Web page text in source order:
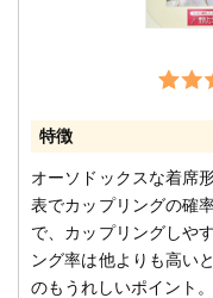
特徴
オーソドックスな着席
表でカップリングの確
で、カップリングしや
ング率は他よりも高い
のもうれしいポイント。